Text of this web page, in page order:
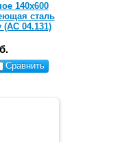
140х600
сталь
(АС 04.131)
Сравнить